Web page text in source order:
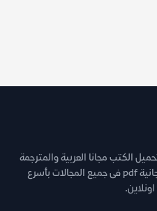
الكتب مجانا العربية والمترجمة
والروايات والقصص وغيرها من كتب مجانية pdf فى جميع المجالات بأسرع